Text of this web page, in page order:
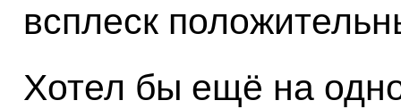
всплеск
Хотел бы ещё на